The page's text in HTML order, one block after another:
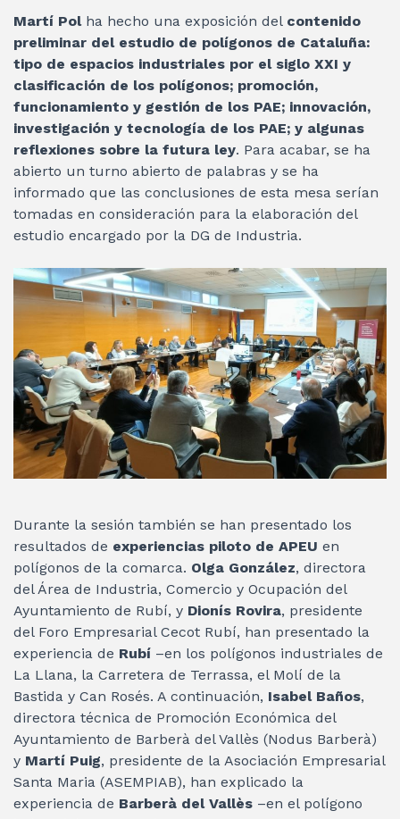
Martí Polha hecho una exposición del contenido
preliminar del estudio de polígonos de Cataluña:
tipo de espacios industriales por el siglo XXI y
clasificación de los polígonos; promoción,
funcionamiento y gestión de los PAE; innovación,
investigación y tecnología de los PAE; y algunas
reflexiones sobre la futura ley. Para acabar, se ha
abierto un turno abierto de palabras y se ha
informado que las conclusiones de esta mesa serían
tomadas en consideración para la elaboración del
estudio encargado por la DG de Industria.
Durante la sesión también se han presentado los
resultados de experiencias piloto de APEU en
polígonos de la comarca. Olga González, directora
del Área de Industria, Comercio y Ocupación del
Ayuntamiento de Rubí, y Dionís Rovira, presidente
del Foro Empresarial Cecot Rubí, han presentado la
experiencia de Rubí –en los polígonos industriales de
La Llana, la Carretera de Terrassa, el Molí de la
Bastida y Can Rosés. A continuación, Isabel Baños,
directora técnica de Promoción Económica del
Ayuntamiento de Barberà del Vallès (Nodus Barberà)
y Martí Puig, presidente de la Asociación Empresarial
Santa Maria (ASEMPIAB), han explicado la
experiencia de Barberà del Vallès –en el polígono